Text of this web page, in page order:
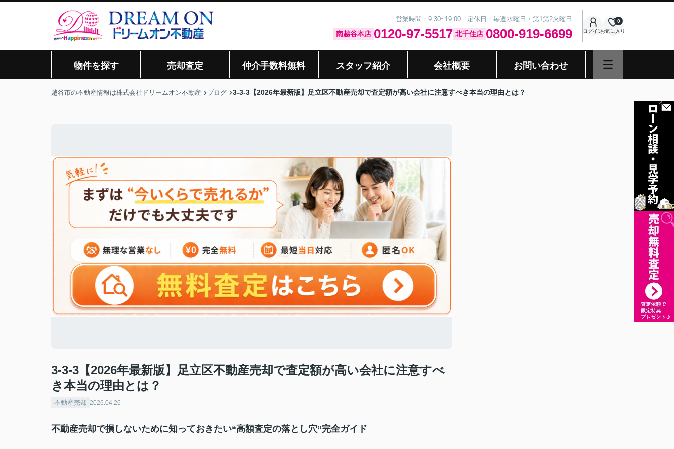
営業時間：9:30~19:00 定休日：毎週水曜日・第1第2火曜日
南越谷本店 0120-97-5517 北千住店 0800-919-6699 ログインお気に入り
0
物件を探す 売却査定 仲介手数料無料 スタッフ紹介 会社概要 お問い合わせ
越谷市の不動産情報は株式会社ドリームオン不動産 ブログ 3-3-3【2026年最新版】足立区不動産売却で査定額が高い会社に注意すべき本当の理由とは？
3-3-3【2026年最新版】足立区不動産売却で査定額が高い会社に注意すべ
き本当の理由とは？
不動産売却 2026.04.26
不動産売却で損しないために知っておきたい“高額査定の落とし穴”完全ガイド